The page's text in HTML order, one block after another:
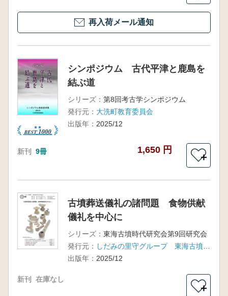
再入荷メール通知
シンポジウム 古代平津と鹿島を
結ぶ道
シリーズ： 第8回考古学シンポジウム
発行元： 大洗町教育委員会
出版年： 2025/12
新刊 9冊 1,650 円
＋
古墳葬送儀礼の諸問題 食物供献
儀礼を中心に
シリーズ： 東海古墳時代研究会第9回研究会
発行元：
しだみの里守グループ 東海古墳時代研究会
出版年： 2025/12
新刊 在庫なし
＋